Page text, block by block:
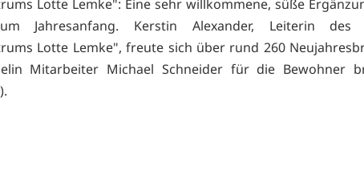
Lotte Lemke": Eine sehr willkommene, süße
Jahresanfang. Kerstin Alexander, Leiterin des
Lotte Lemke", freute sich über rund 260
Mitarbeiter Michael Schneider für die Bewohner